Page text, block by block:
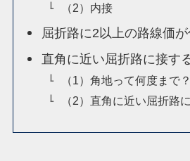
（2）内接
屈折路に2以上の路線価
直角に近い屈折路に接す
（1）角地って何度まで？
（2）直角に近い屈折路